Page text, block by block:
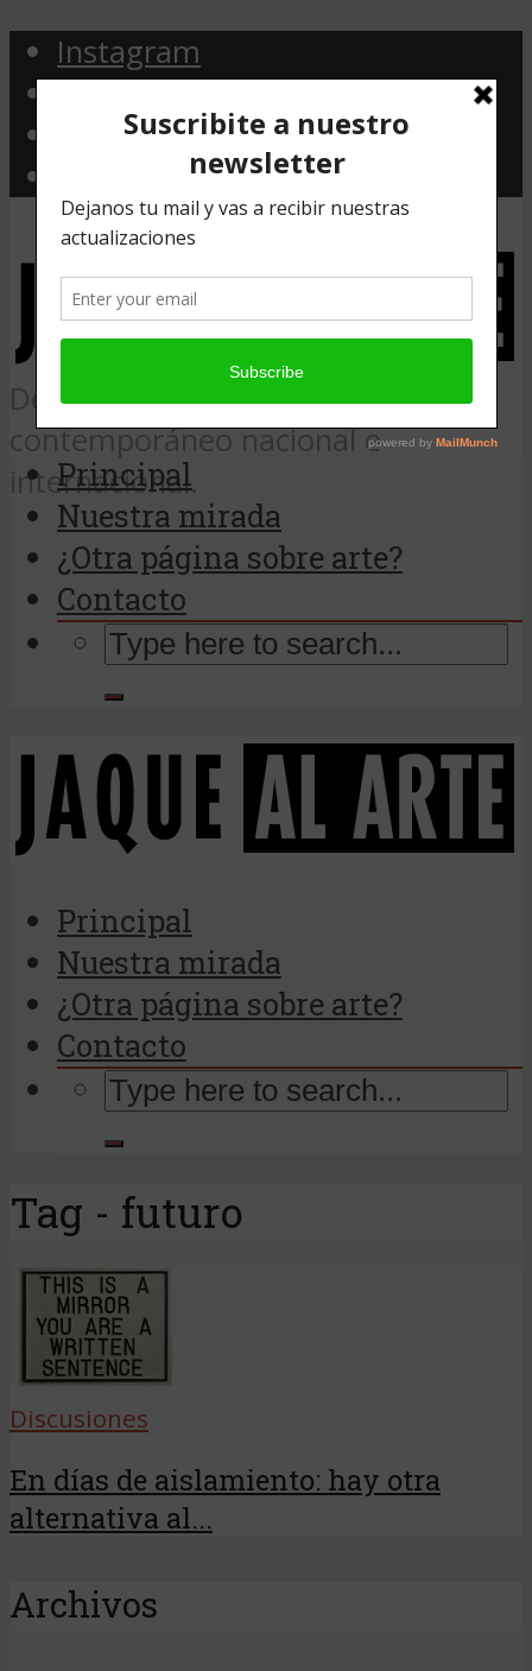
Instagram
Facebook
Twitter
Desde Argentina, noticias de arte
contemporáneo nacional e
internacional.
Principal
Nuestra mirada
¿Otra página sobre arte?
Contacto
Principal
Nuestra mirada
¿Otra página sobre arte?
Contacto
Tag - futuro
Discusiones
En días de aislamiento: hay otra
alternativa al...
Archivos